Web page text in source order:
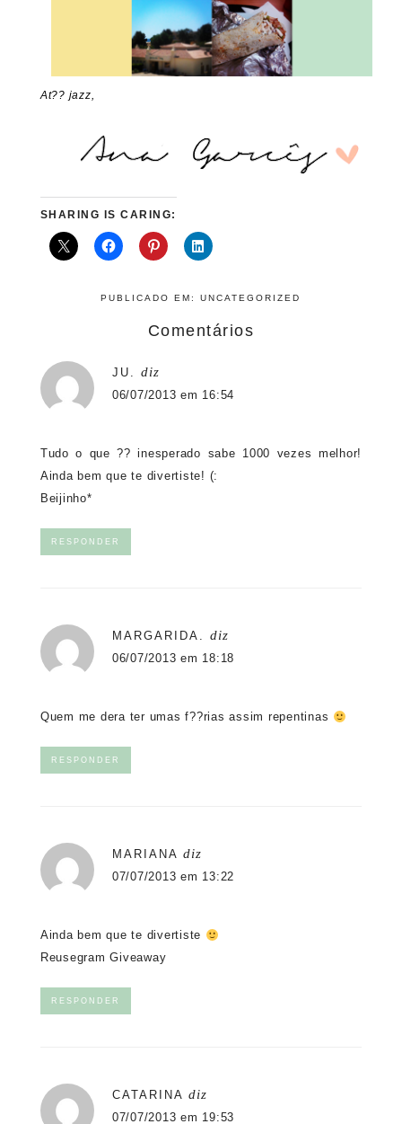
At?? jazz,
SHARING IS CARING:
PUBLICADO EM:UNCATEGORIZED
Comentários
JU. diz
06/07/2013 em 16:54
Tudo o que ?? inesperado sabe 1000 vezes melhor!
Ainda bem que te divertiste! (:
Beijinho*
RESPONDER
MARGARIDA. diz
06/07/2013 em 18:18
Quem me dera ter umas f??rias assim repentinas
RESPONDER
MARIANA diz
07/07/2013 em 13:22
Ainda bem que te divertiste
Reusegram Giveaway
RESPONDER
CATARINA diz
07/07/2013 em 19:53